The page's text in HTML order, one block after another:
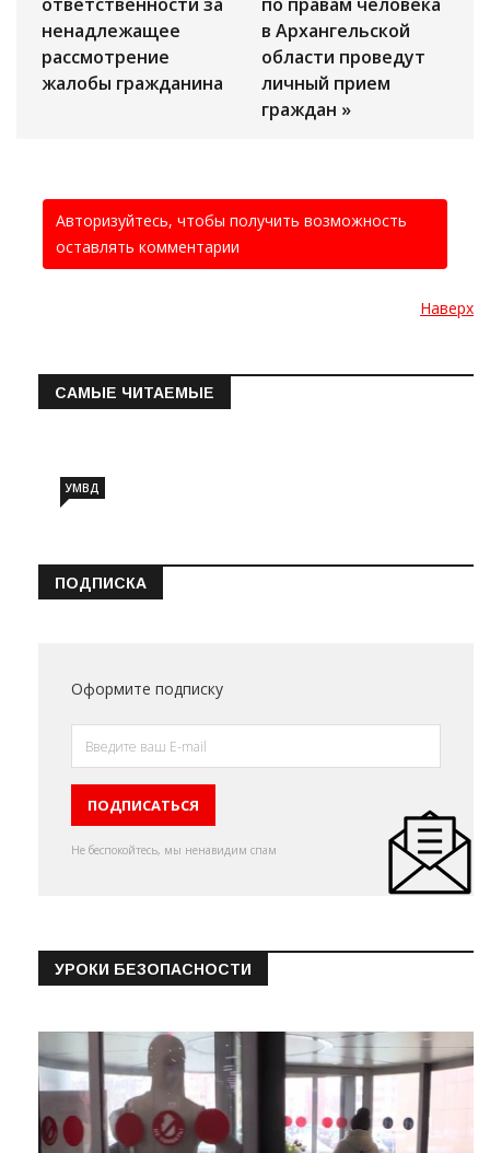
ненадлежащее
рассмотрение
жалобы гражданина
в Архангельской
области проведут
личный прием
граждан »
Авторизуйтесь, чтобы получить возможность
оставлять комментарии
Наверх
САМЫЕ ЧИТАЕМЫЕ
УМВД
ПОДПИСКА
Оформите подписку
Не беспокойтесь, мы ненавидим спам
УРОКИ БЕЗОПАСНОСТИ